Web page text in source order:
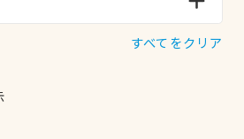
すべてをクリア